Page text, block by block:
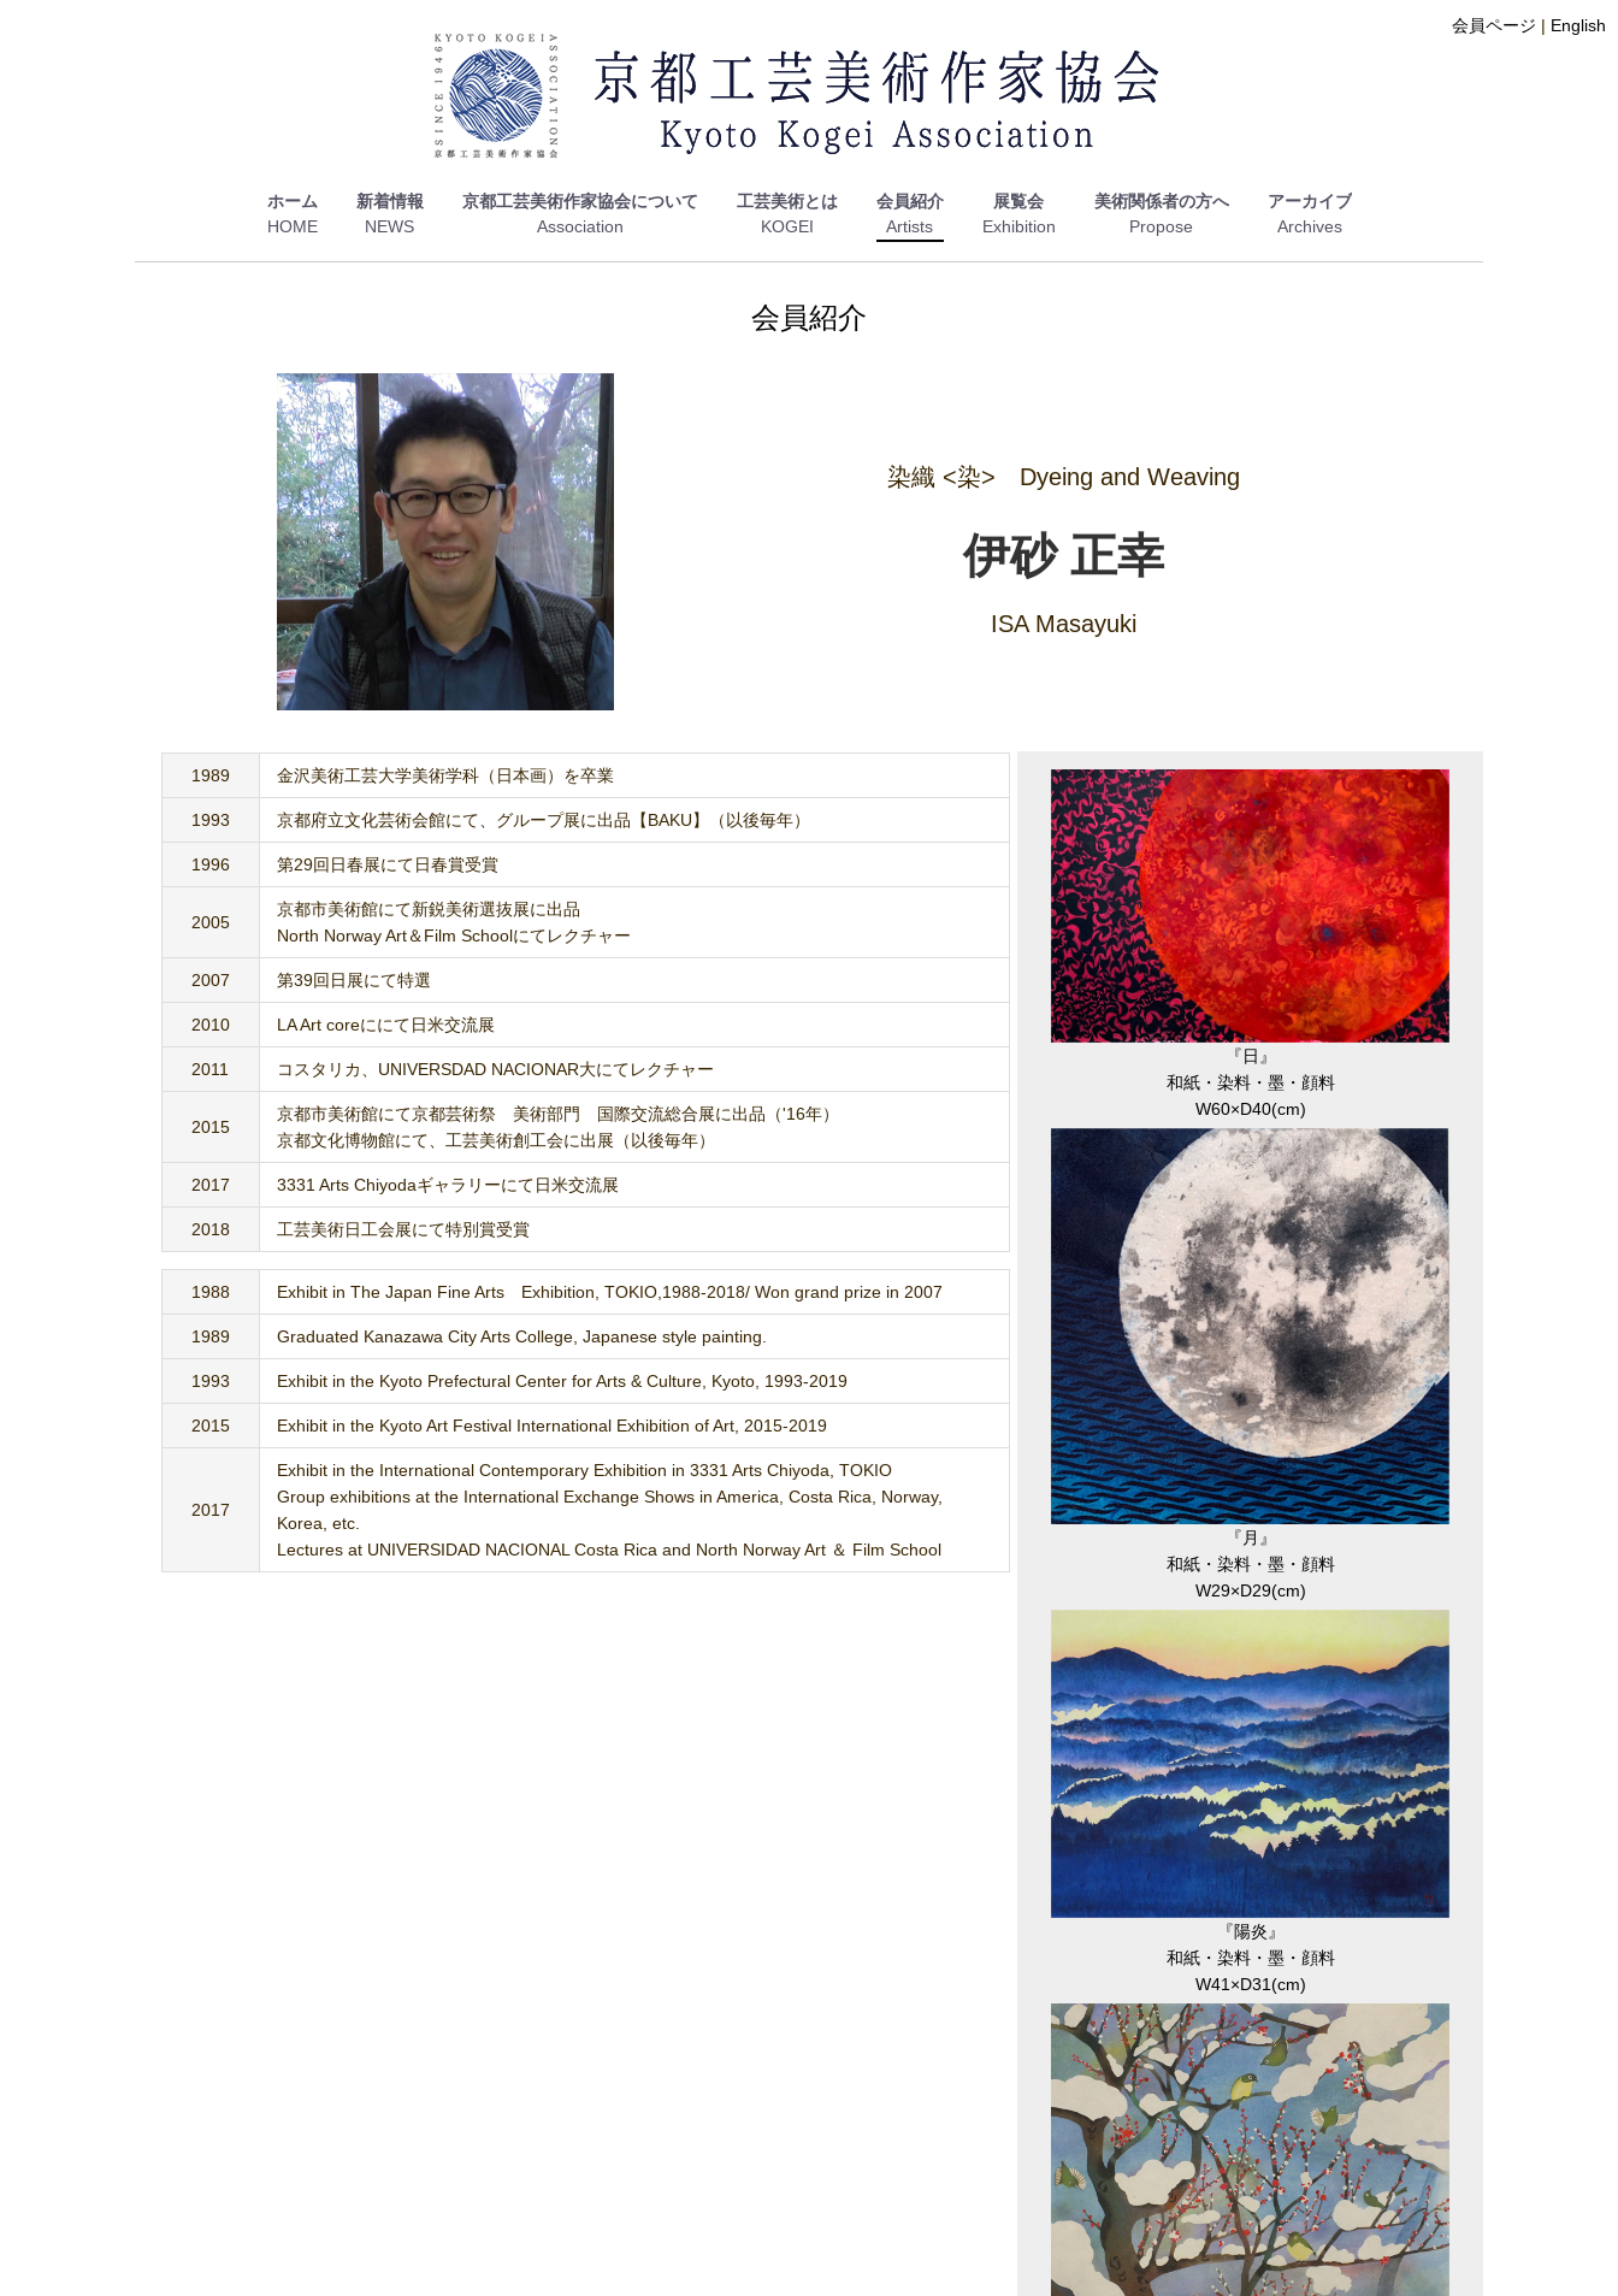
会員ページ | English
ホーム 新着情報 京都工芸美術作家協会について 工芸美術とは 会員紹介 展覧会 美術関係者の方へ アーカイブ
会員紹介
染織 <染> Dyeing and Weaving
伊砂 正幸
ISA Masayuki
『日』
和紙・染料・墨・顔料
W60×D40(cm)
『月』
和紙・染料・墨・顔料
W29×D29(cm)
『陽炎』
和紙・染料・墨・顔料
W41×D31(cm)
1989 金沢美術工芸大学美術学科（日本画）を卒業
1993 京都府立文化芸術会館にて、グループ展に出品【BAKU】（以後毎年）
1996 第29回日春展にて日春賞受賞
2005
京都市美術館にて新鋭美術選抜展に出品
North Norway Art＆Film Schoolにてレクチャー
2007 第39回日展にて特選
2010 LA Art coreににて日米交流展
2011 コスタリカ、UNIVERSDAD NACIONAR大にてレクチャー
2015
京都市美術館にて京都芸術祭 美術部門 国際交流総合展に出品（'16年）
京都文化博物館にて、工芸美術創工会に出展（以後毎年）
2017 3331 Arts Chiyodaギャラリーにて日米交流展
2018 工芸美術日工会展にて特別賞受賞
1988 Exhibit in The Japan Fine Arts Exhibition, TOKIO,1988-2018/ Won grand prize in 2007
1989 Graduated Kanazawa City Arts College, Japanese style painting.
1993 Exhibit in the Kyoto Prefectural Center for Arts & Culture, Kyoto, 1993-2019
2015 Exhibit in the Kyoto Art Festival International Exhibition of Art, 2015-2019
2017
Exhibit in the International Contemporary Exhibition in 3331 Arts Chiyoda, TOKIO
Group exhibitions at the International Exchange Shows in America, Costa Rica, Norway,
Korea, etc.
Lectures at UNIVERSIDAD NACIONAL Costa Rica and North Norway Art ＆ Film School